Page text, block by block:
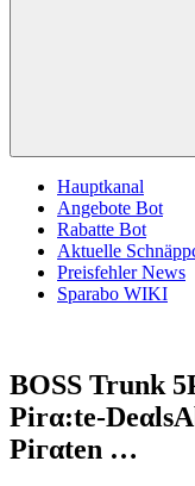
Hauptkanal
Angebote Bot
Rabatte Bot
Aktuelle
Preisfehler News
Sparabo WIKI
BOSS Trunk
Pirα:tе-
Piгαtеn …